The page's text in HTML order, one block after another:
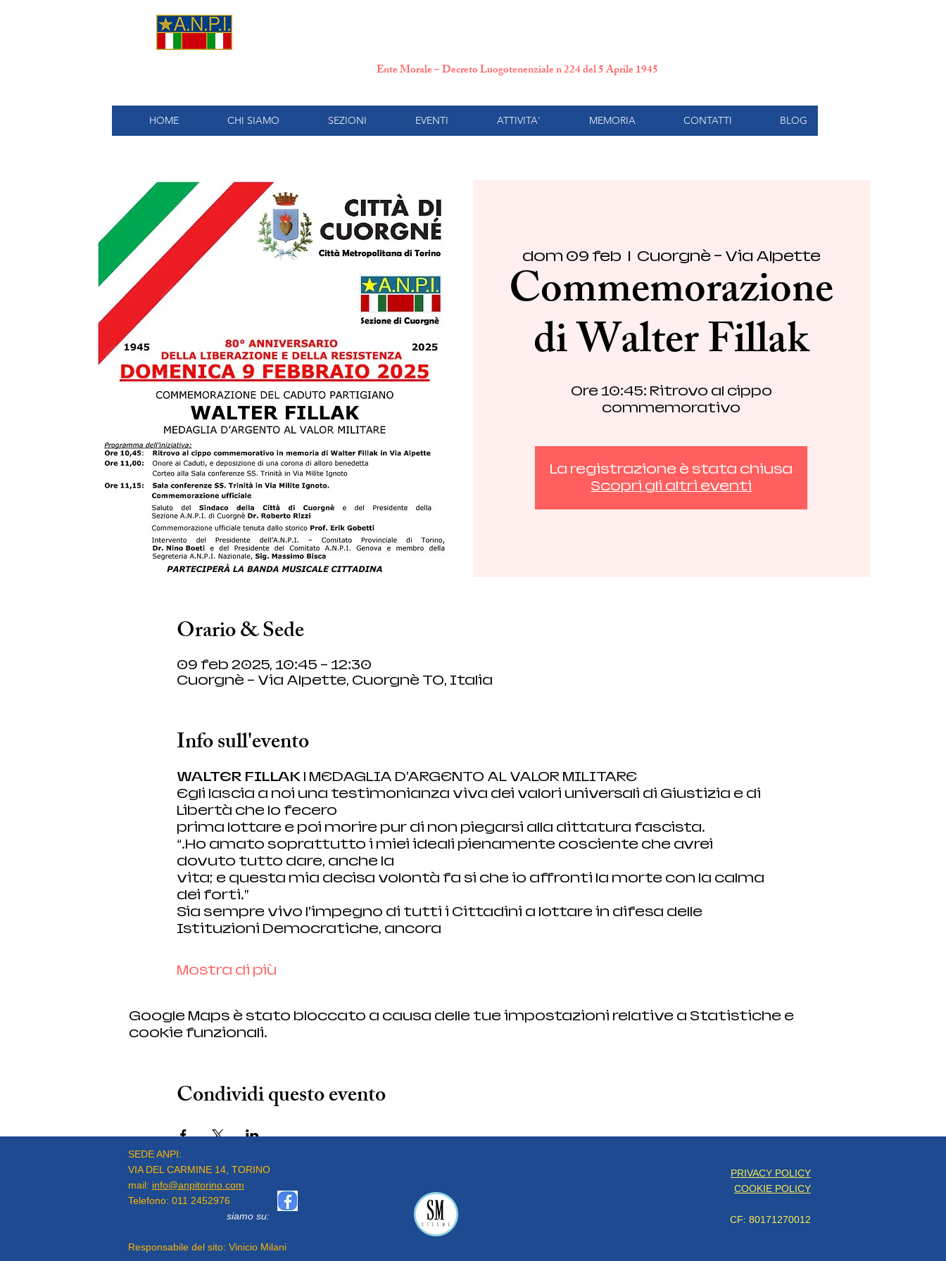
Ente Morale – Decreto Luogotenenziale n 224 del 5 Aprile 1945
HOME CHI SIAMO SEZIONI EVENTI ATTIVITA' MEMORIA CONTATTI BLOG
dom 09 feb
  |
Cuorgnè - Via Alpette
Commemorazione
di Walter Fillak
Ore 10:45: Ritrovo al cippo
commemorativo
La registrazione è stata chiusa
Scopri gli altri eventi
Orario & Sede
09 feb 2025, 10:45 – 12:30
Cuorgnè - Via Alpette, Cuorgnè TO, Italia
Info sull'evento
WALTER FILLAK | MEDAGLIA D’ARGENTO AL VALOR MILITARE
Egli lascia a noi una testimonianza viva dei valori universali di Giustizia e di
Libertà che lo fecero
prima lottare e poi morire pur di non piegarsi alla dittatura fascista.
“…Ho amato soprattutto i miei ideali pienamente cosciente che avrei
dovuto tutto dare, anche la
vita; e questa mia decisa volontà fa si che io affronti la morte con la calma
dei forti…”
Sia sempre vivo l’impegno di tutti i Cittadini a lottare in difesa delle
Istituzioni Democratiche, ancora
Mostra di più
Google Maps è stato bloccato a causa delle tue impostazioni relative a Statistiche e
cookie funzionali.
Condividi questo evento
SEDE ANPI:
VIA DEL CARMINE 14, TORINO
mail: info@anpitorino.com
Telefono: 011 2452976
siamo su:
Responsabile del sito: Vinicio Milani
PRIVACY POLICY
COOKIE POLICY
CF: 80171270012